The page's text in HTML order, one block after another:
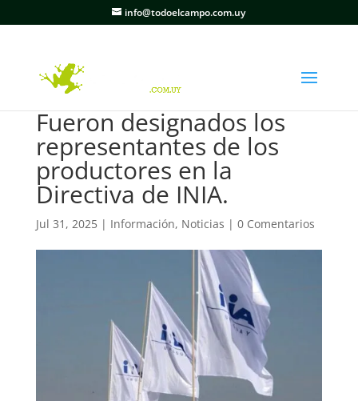
info@todoelcampo.com.uy
Fueron designados los
representantes de los
productores en la
Directiva de INIA.
Jul 31, 2025| Información, Noticias | 0 Comentarios